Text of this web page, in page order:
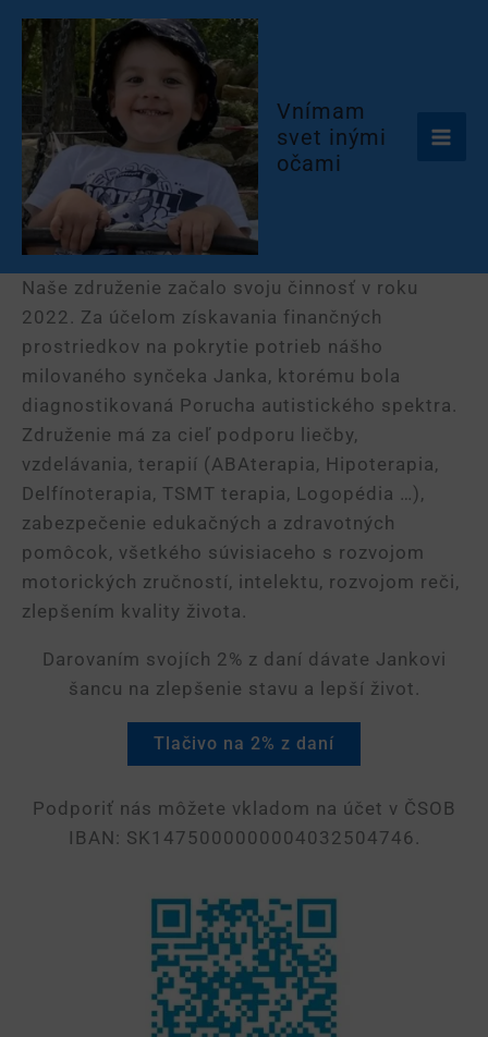
Preskočiť
Vnímam
svet inými
očami
Naše združenie začalo svoju činnosť v roku
2022. Za účelom získavania finančných
prostriedkov na pokrytie potrieb nášho
milovaného synčeka Janka, ktorému bola
diagnostikovaná Porucha autistického spektra.
Združenie má za cieľ podporu liečby,
vzdelávania, terapií (ABAterapia, Hipoterapia,
Delfínoterapia, TSMT terapia, Logopédia …),
zabezpečenie edukačných a zdravotných
pomôcok, všetkého súvisiaceho s rozvojom
motorických zručností, intelektu, rozvojom reči,
zlepšením kvality života.
Darovaním svojích 2% z daní dávate Jankovi
šancu na zlepšenie stavu a lepší život.
Tlačivo na 2% z daní
Podporiť nás môžete vkladom na účet v ČSOB
IBAN: SK1475000000004032504746.